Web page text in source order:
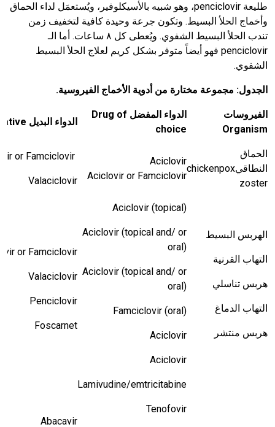
طليعة penciclovir، وهو شبيه بالأسيكلوفير، ويُستعمَل لداء الحماق
وأخماج الحلأ البسيط. وتكون جرعة وحيدة كافية لتخفيف زمن
تندب الحلأ البسيط الشفوي. ويُعطى كل ٨ ساعات. أما الـ
penciclovir فهو أيضاً متوفر بشكل كريم لعلاج الحلأ البسيط
الشفوي.
الجدول: مجموعة مختارة من أدوية الأخماج الفيروسية.
الفيروسات
Organism
الدواء المفضل Drug of
choice
الدواء البديل
الحماق
النطاقيchickenpox
zoster
Aciclovir
Aciclovir or Famciclovir
or Famciclovir
Valaciclovir
الهربس البسيط
التهاب القرنية
هربس تناسلي
التهاب الدماغ
هربس منتشر
Aciclovir (topical)
Aciclovir (topical and/ or
oral)
Aciclovir (topical and/ or
oral)
Famciclovir (oral)
Aciclovir
Aciclovir
or Famciclovir
Valaciclovir
Penciclovir
Foscarnet
Lamivudine/emtricitabine
Tenofovir
Abacavir